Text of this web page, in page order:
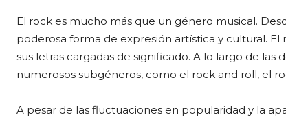
El rock es mucho más que un género musical.
poderosa forma de expresión artística y cultural.
sus letras cargadas de significado. A lo largo de
numerosos subgéneros, como el rock and roll, el
A pesar de las fluctuaciones en popularidad y la